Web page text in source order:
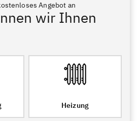
Angebot an
wir Ihnen
Heizung